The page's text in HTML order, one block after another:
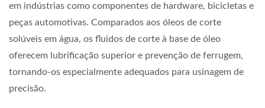
em indústrias como componentes de hardware, bicicletas e
peças automotivas. Comparados aos óleos de corte
solúveis em água, os fluidos de corte à base de óleo
oferecem lubrificação superior e prevenção de ferrugem,
tornando-os especialmente adequados para usinagem de
precisão.